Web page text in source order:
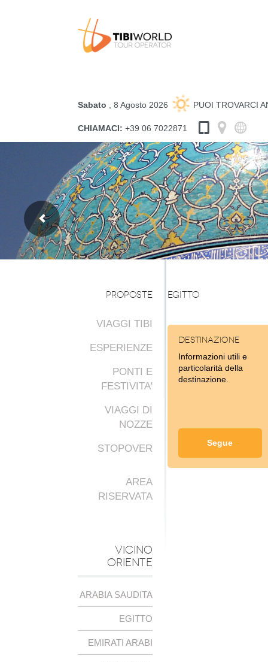
Sabato , 8 Agosto 2026 PUOI TROVARCI
CHIAMACI: +39 06 7022871
PROPOSTE
VIAGGI TIBI
ESPERIENZE
PONTI E
FESTIVITA'
VIAGGI DI
NOZZE
STOPOVER
AREA
RISERVATA
VICINO
ORIENTE
ARABIA SAUDITA
EGITTO
EMIRATI ARABI
EGITTO
Destinazione
Informazioni utili e
particolarità della
destinazione.
Segue